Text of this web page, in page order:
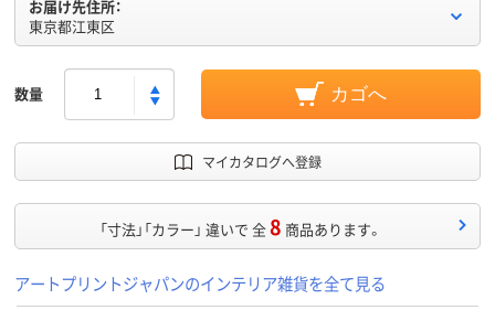
お届け先住所：
東京都江東区
数量 カゴへ
マイカタログへ登録
「寸法」「カラー」 違いで 全8 商品あります。
アートプリントジャパンのインテリア雑貨を全て見る